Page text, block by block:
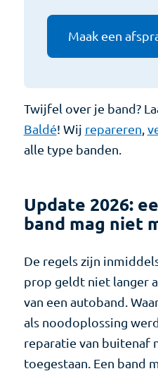
Maak een
Twijfel over je band?
Baldé! Wij repareren,
alle type banden.
Update 2026:
band mag niet
De regels zijn
prop geldt niet langer
van een autoband.
als noodoplossing
reparatie van buitenaf
toegestaan. Een band